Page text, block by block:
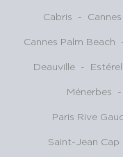
Cabris -
Cannes Palm Beach
Deauville - Estérel
Ménerbes -
Paris Rive
Saint-Jean Cap